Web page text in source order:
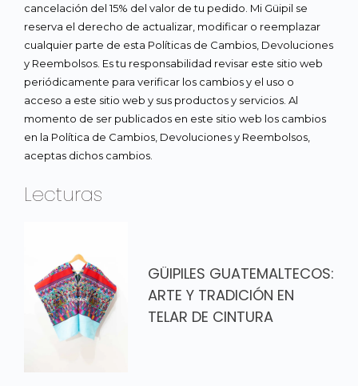
cancelación del 15% del valor de tu pedido. Mi Güipil se
reserva el derecho de actualizar, modificar o reemplazar
cualquier parte de esta Políticas de Cambios, Devoluciones
y Reembolsos. Es tu responsabilidad revisar este sitio web
periódicamente para verificar los cambios y el uso o
acceso a este sitio web y sus productos y servicios. Al
momento de ser publicados en este sitio web los cambios
en la Política de Cambios, Devoluciones y Reembolsos,
aceptas dichos cambios.
Lecturas
GÜIPILES GUATEMALTECOS:
ARTE Y TRADICIÓN EN
TELAR DE CINTURA